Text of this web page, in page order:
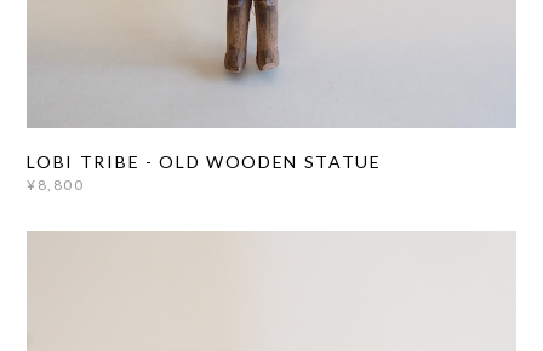
LOBI TRIBE - OLD WOODEN STATUE
¥8,800